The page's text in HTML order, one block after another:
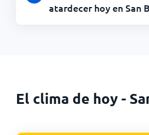
atardecer hoy en San
El clima de hoy -